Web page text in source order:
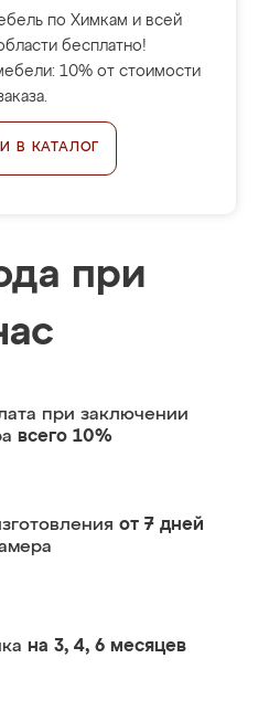
по Химкам и всей
бесплатно!
10% от стоимости
В КАТАЛОГ
при
при заключении
всего 10%
от 7 дней
на 3, 4, 6 месяцев